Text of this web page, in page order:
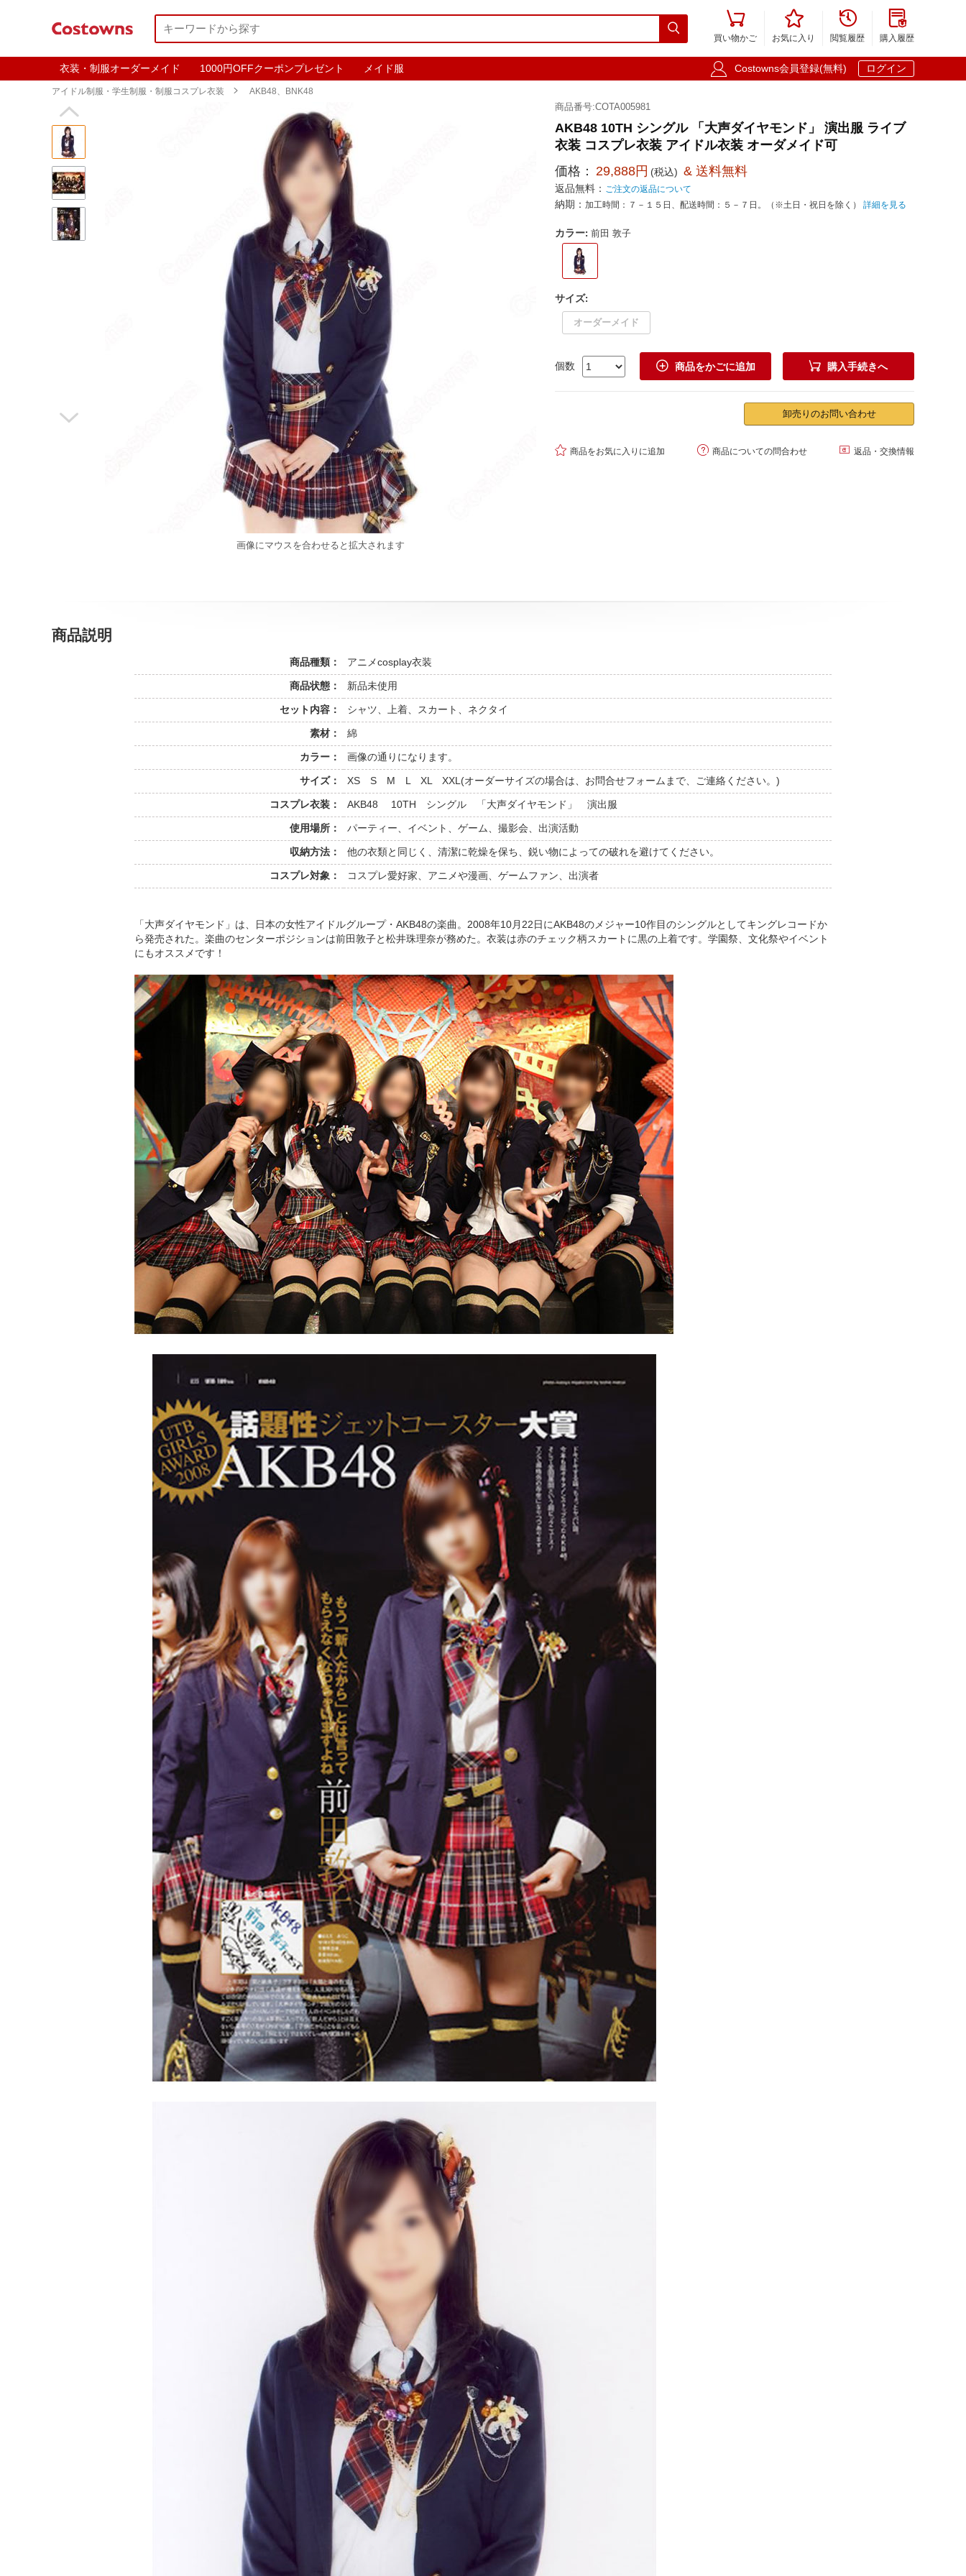


買い物かご

お気に入り

閲覧履歴

購入履歴
衣装・制服オーダーメイド 1000円OFFクーポンプレゼント メイド服  Costowns会員登録(無料) ログイン
アイドル制服・学生制服・制服コスプレ衣装  AKB48、BNK48


画像にマウスを合わせると拡大されます
商品番号:COTA005981
AKB48 10TH シングル 「大声ダイヤモンド」 演出服 ライブ
衣装 コスプレ衣装 アイドル衣装 オーダメイド可
価格： 29,888円 (税込) & 送料無料
返品無料： ご注文の返品について
納期： 加工時間：７－１５日、配送時間：５－７日。（※土日・祝日を除く） 詳細を見る
カラー: 前田 敦子
サイズ:
オーダーメイド
個数  商品をかごに追加  購入手続きへ
卸売りのお問い合わせ
 商品をお気に入りに追加  商品についての問合わせ  返品・交換情報
商品説明
商品種類： アニメcosplay衣装
商品状態： 新品未使用
セット内容： シャツ、上着、スカート、ネクタイ
素材： 綿
カラー： 画像の通りになります。
サイズ： XS S M L XL XXL(オーダーサイズの場合は、お問合せフォームまで、ご連絡ください。)
コスプレ衣装： AKB48 10TH シングル 「大声ダイヤモンド」 演出服
使用場所： パーティー、イベント、ゲーム、撮影会、出演活動
収納方法： 他の衣類と同じく、清潔に乾燥を保ち、鋭い物によっての破れを避けてください。
コスプレ対象： コスプレ愛好家、アニメや漫画、ゲームファン、出演者
「大声ダイヤモンド」は、日本の女性アイドルグループ・AKB48の楽曲。2008年10月22日にAKB48のメジャー10作目のシングルとしてキングレコードか
ら発売された。楽曲のセンターポジションは前田敦子と松井珠理奈が務めた。衣装は赤のチェック柄スカートに黒の上着です。学園祭、文化祭やイベント
にもオススメです！